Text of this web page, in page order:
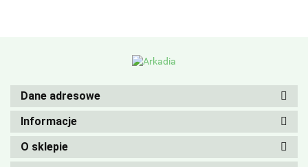
Dane adresowe
Informacje
O sklepie